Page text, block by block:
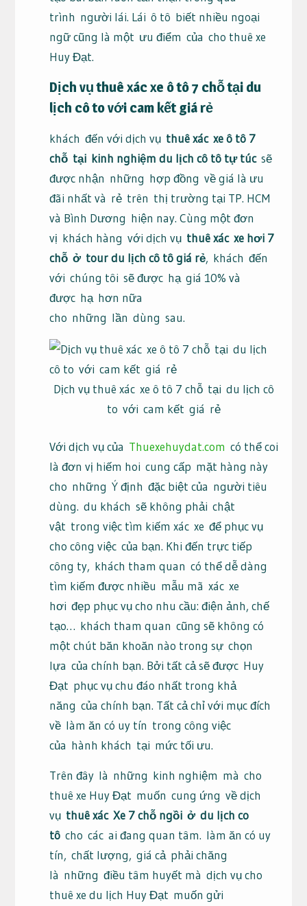
trình người lái. Lái ô tô biết nhiều ngoại
ngữ cũng là một ưu điểm của cho thuê xe
Huy Đạt.
Dịch vụ thuê xácxe ô tô 7 chỗtại du
lịch cô tovới cam kếtgiárẻ
khách đến với dịch vụ thuê xác xe ô tô 7
chỗ tại kinh nghiệm du lịch cô tô tự túcsẽ
được nhận những hợp đồng về giá là ưu
đãi nhất và rẻtrên thị trường tại TP. HCM
và Bình Dương hiện nay. Cùng một đơn
vị khách hàng với dịch vụ thuê xác xe hơi 7
chỗ ở tour du lịch cô tô giá rẻ, khách đến
với chúng tôi sẽ được hạgiá 10% và
được hạhơn nữa
cho những lần dùng sau.
Dịch vụ thuê xác xe ô tô 7 chỗ tại du lịch cô
to với cam kết giá rẻ
Với dịch vụ của Thuexehuydat.com có thể coi
là đơn vị hiếm hoi cung cấp mặt hàng này
cho những Ý định đặc biệt của người tiêu
dùng. du khách sẽ không phải chật
vật trong việc tìm kiếm xác xe để phục vụ
cho công việc của bạn. Khi đến trực tiếp
công ty, khách tham quan có thể dễ dàng
tìm kiếm được nhiều mẫu mã xác xe
hơi đẹp phục vụ cho nhu cầu: điện ảnh, chế
tạo… khách tham quan cũng sẽ không có
một chút băn khoăn nào trong sự chọn
lựa của chính bạn. Bởi tất cả sẽ được Huy
Đạt phục vụ chu đáo nhất trong khả
năng của chính bạn. Tất cả chỉ với mục đích
về làm ăn có uy tín trong công việc
của hành khách tại mức tối ưu.
Trên đâylà những kinh nghiệm mà cho
thuê xe Huy Đạt muốn cung ứng về dịch
vụ thuê xác Xe 7 chỗ ngồi ở du lịch co
tô cho cácai đang quan tâm. làm ăn có uy
tín, chất lượng, giá cảphải chăng
là những điều tâm huyết mà dịch vụ cho
thuê xe du lịch Huy Đạt muốn gửi